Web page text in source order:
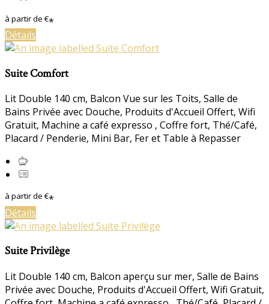
à partir de €*
Détails
Suite Comfort
Lit Double 140 cm, Balcon Vue sur les Toits, Salle de
Bains Privée avec Douche, Produits d'Accueil Offert, Wifi
Gratuit, Machine a café expresso , Coffre fort, Thé/Café,
Placard / Penderie, Mini Bar, Fer et Table à Repasser
à partir de €*
Détails
Suite Privilège
Lit Double 140 cm, Balcon aperçu sur mer, Salle de Bains
Privée avec Douche, Produits d'Accueil Offert, Wifi Gratuit,